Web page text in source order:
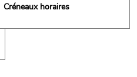
Créneaux horaires